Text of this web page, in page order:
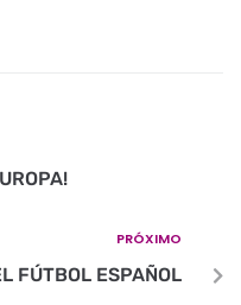
PRÓXIMO
FÚTBOL ESPAÑOL